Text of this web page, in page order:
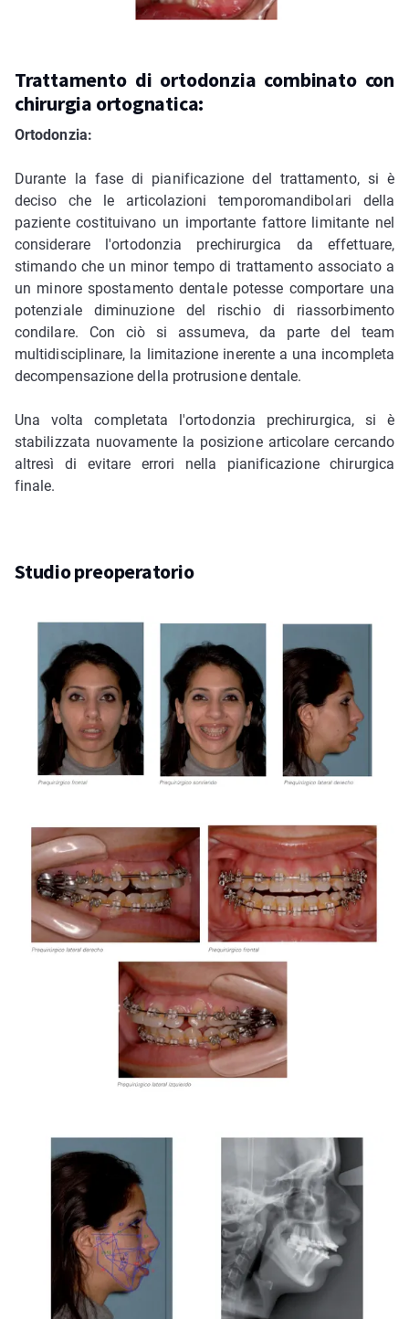
Trattamento di ortodonzia combinato con
chirurgia ortognatica:
Ortodonzia:
Durante la fase di pianificazione del trattamento, si è
deciso che le articolazioni temporomandibolari della
paziente costituivano un importante fattore limitante nel
considerare l'ortodonzia prechirurgica da effettuare,
stimando che un minor tempo di trattamento associato a
un minore spostamento dentale potesse comportare una
potenziale diminuzione del rischio di riassorbimento
condilare. Con ciò si assumeva, da parte del team
multidisciplinare, la limitazione inerente a una incompleta
decompensazione della protrusione dentale.
Una volta completata l'ortodonzia prechirurgica, si è
stabilizzata nuovamente la posizione articolare cercando
altresì di evitare errori nella pianificazione chirurgica
finale.
Studio preoperatorio